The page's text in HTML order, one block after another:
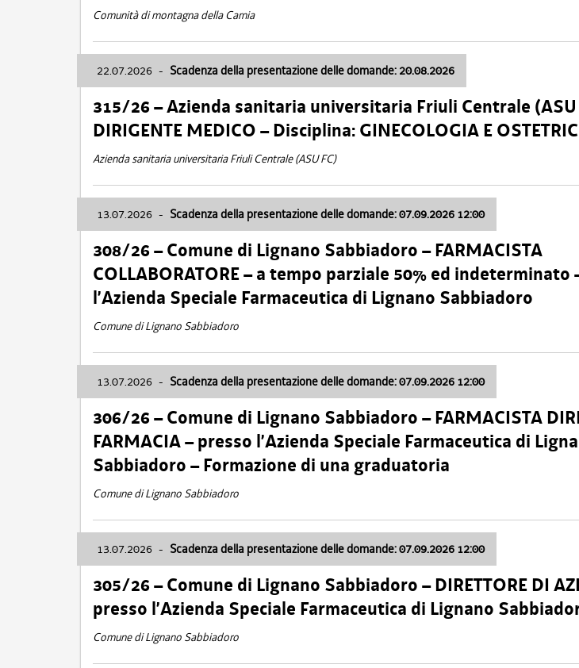
Comunità di montagna della Carnia
22.07.2026 - Scadenza della presentazione delle domande: 20.08.2026
315/26 – Azienda sanitaria universitaria Friuli Centrale (ASU
DIRIGENTE MEDICO – Disciplina: GINECOLOGIA E
Azienda sanitaria universitaria Friuli Centrale (ASU FC)
13.07.2026 - Scadenza della presentazione delle domande: 07.09.2026 12:00
308/26 – Comune di Lignano Sabbiadoro – FARMACISTA
COLLABORATORE – a tempo parziale 50% ed indeterminato
l’Azienda Speciale Farmaceutica di Lignano Sabbiadoro
Comune di Lignano Sabbiadoro
13.07.2026 - Scadenza della presentazione delle domande: 07.09.2026 12:00
306/26 – Comune di Lignano Sabbiadoro – FARMACISTA
FARMACIA – presso l’Azienda Speciale Farmaceutica di
Sabbiadoro – Formazione di una graduatoria
Comune di Lignano Sabbiadoro
13.07.2026 - Scadenza della presentazione delle domande: 07.09.2026 12:00
305/26 – Comune di Lignano Sabbiadoro – DIRETTORE DI
presso l’Azienda Speciale Farmaceutica di Lignano
Comune di Lignano Sabbiadoro